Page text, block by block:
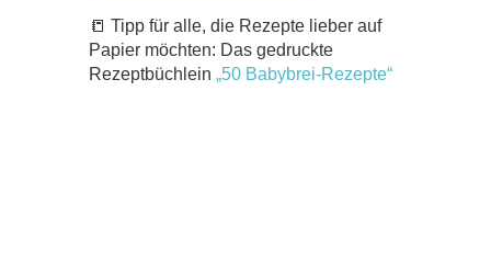
📒 Tipp für alle, die Rezepte lieber auf
Papier möchten: Das gedruckte
Rezeptbüchlein „50 Babybrei-Rezepte“